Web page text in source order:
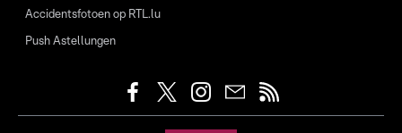
Accidentsfotoen op RTL.lu
Push Astellungen